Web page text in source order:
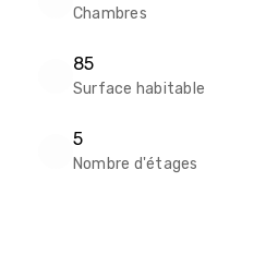
Chambres
85
Surface habitable
5
Nombre d'étages